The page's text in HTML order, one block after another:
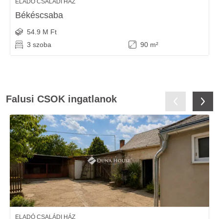
ELADÓ CSALÁDI HÁZ
Békéscsaba
54.9 M Ft
3 szoba
90 m²
Falusi CSOK ingatlanok
ELADÓ CSALÁDI HÁZ